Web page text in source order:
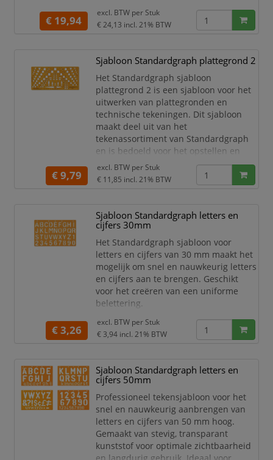
en is ontworpen voor tekeningen op
schaal 1:50. Uitvoering: sjabloon voor
schaalverhouding 1:50.
Sjabloon Standardgraph
Sanitaire installaties
Schaal 1:50
Voor sanitaire voorziening
€ 19,94
excl. BTW per Stuk
€ 24,13 incl. 21% BTW
Sjabloon Standardgraph plattegrond 2
Het Standardgraph sjabloon
plattegrond 2 is een sjabloon voor het
uitwerken van plattegronden en
technische tekeningen. Dit sjabloon
maakt deel uit van het
tekenassortiment van Standardgraph
en is bedoeld voor het opstellen en
uitwerken van plattegronden.
Uitvoering: plattegrond 2.
Voor plattegronden
Voor technische tekeningen
Sjabloon uitvoering
Voor tekeningen
Onderdeel van tekenassortiment
Standardgraph merk
€ 9,79
excl. BTW per Stuk
€ 11,85 incl. 21% BTW
Sjabloon Standardgraph letters en
cijfers 30mm
Het Standardgraph sjabloon voor
letters en cijfers van 30 mm maakt het
mogelijk om snel en nauwkeurig letters
en cijfers aan te brengen. Geschikt
voor het creëren van een uniforme
belettering.
Sjabloon voor letters en cijfers
Letterhoogte 30 mm
Voor cijfers
Uniforme belettering
Nauwkeurig aanbrengen
Sjabloonuitvoering
Voor markeringen
Voor opschriften
€ 3,26
excl. BTW per Stuk
€ 3,94 incl. 21% BTW
Sjabloon Standardgraph letters en
cijfers 50mm
Professioneel tekensjabloon voor het
snel en nauwkeurig aanbrengen van
letters en cijfers van 50 mm hoog.
Gemaakt van stevig, transparant
kunststof voor optimale zichtbaarheid